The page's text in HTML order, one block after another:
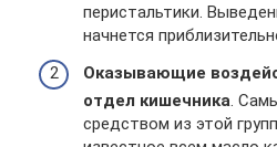
перистальтики.
начнется
Оказывающие
отдел кишечника .
средством из этой